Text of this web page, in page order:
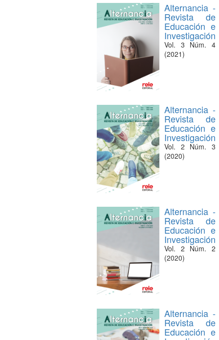
Alternancia -
Revista de
Educación e
Investigación
Vol. 3 Núm. 4
(2021)
Alternancia -
Revista de
Educación e
Investigación
Vol. 2 Núm. 3
(2020)
Alternancia -
Revista de
Educación e
Investigación
Vol. 2 Núm. 2
(2020)
Alternancia -
Revista de
Educación e